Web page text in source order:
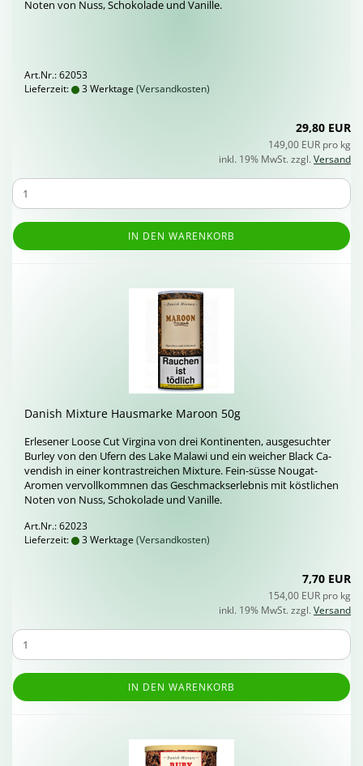
Noten von Nuss, Scho­ko­la­de und Va­nil­le.
Art.Nr.: 62053
Lieferzeit:
3 Werktage (Versandkosten)
29,80 EUR
149,00 EUR pro kg
inkl. 19% MwSt. zzgl.Versand
IN DEN WARENKORB
Da­nish Mix­tu­re Haus­mar­ke Ma­roon 50g
Er­le­se­ner Loose Cut Vir­gi­na von drei Kon­ti­nen­ten, aus­ge­such­ter
Bur­ley von den Ufern des Lake Ma­la­wi und ein wei­cher Black Ca­
ven­dish in einer kon­trast­rei­chen Mix­tu­re. Fein-​süsse Nougat-​
Aromen ver­voll­komm­nen das Ge­schmacks­er­leb­nis mit köst­li­chen
Noten von Nuss, Scho­ko­la­de und Va­nil­le.
Art.Nr.: 62023
Lieferzeit:
3 Werktage (Versandkosten)
7,70 EUR
154,00 EUR pro kg
inkl. 19% MwSt. zzgl.Versand
IN DEN WARENKORB